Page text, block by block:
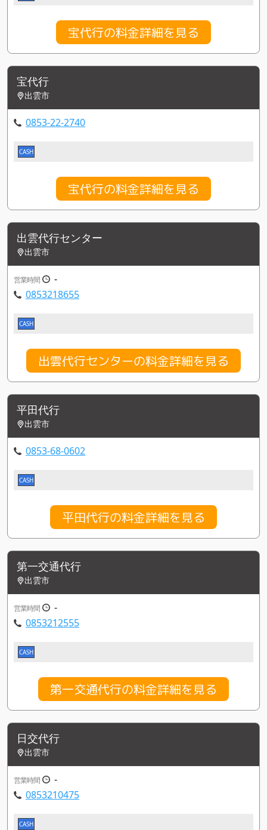
宝代行の料金詳細を見る
宝代行
出雲市
0853-22-2740
CASH
宝代行の料金詳細を見る
出雲代行センター
出雲市
営業時間
-
0853218655
CASH
出雲代行センターの料金詳細を見る
平田代行
出雲市
0853-68-0602
CASH
平田代行の料金詳細を見る
第一交通代行
出雲市
営業時間
-
0853212555
CASH
第一交通代行の料金詳細を見る
日交代行
出雲市
営業時間
-
0853210475
CASH